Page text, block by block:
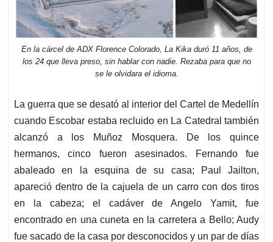
En la cárcel de ADX Florence Colorado, La Kika duró 11 años, de
los 24 que lleva preso, sin hablar con nadie. Rezaba para que no
se le olvidara el idioma.
La guerra que se desató al interior del Cartel de Medellín
cuando Escobar estaba recluido en La Catedral también
alcanzó a los Muñoz Mosquera. De los quince
hermanos, cinco fueron asesinados. Fernando fue
abaleado en la esquina de su casa; Paul Jailton,
apareció dentro de la cajuela de un carro con dos tiros
en la cabeza; el cadáver de Angelo Yamit, fue
encontrado en una cuneta en la carretera a Bello; Audy
fue sacado de la casa por desconocidos y un par de días